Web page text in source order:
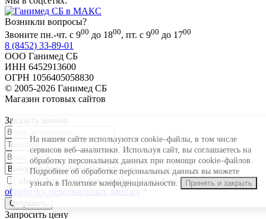
На нашем сайте используются cookie–файлы, в том числе
сервисов веб–аналитики. Используя сайт, вы соглашаетесь на
обработку персональных данных при помощи cookie–файлов.
Подробнее об обработке персональных данных вы можете
узнать в Политике конфиденциальности.
Принять и закрыть
Возникли вопросы?
Звоните пн.-чт. с 900 до 1800, пт. с 900 до 1700
8 (8452) 33-89-01
ООО Ганимед СБ
ИНН 6452913600
ОГРН 1056405058830
© 2005-2026 Ганимед СБ
Магазин готовых сайтов
Заказать звонок
check_box check_box_outline_blankДаю согласие на
обработку персональных данных
Запросить цену